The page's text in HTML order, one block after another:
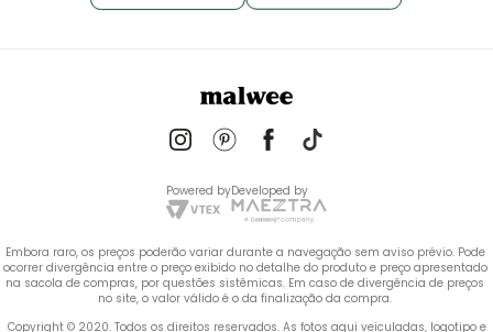
Powered byDeveloped by
Embora raro, os preços poderão variar durante a navegação sem aviso prévio. Pode
ocorrer divergência entre o preço exibido no detalhe do produto e preço apresentado
na sacola de compras, por questões sistêmicas. Em caso de divergência de preços
no site, o valor válido é o da finalização da compra.